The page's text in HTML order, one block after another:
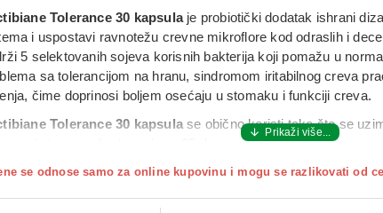
Tolerance 30 kapsulaje probiotički dodatak ishrani
i uspostavi ravnotežu crevne mikroflore kod odraslih i
5 selektovanih sojeva korisnih bakterija koji pomažu u
sa tolerancijom na hranu, sindromom iritabilnog creva
čime doprinosi boljem osećaju u stomaku i funkciji creva.
Tolerance 30 kapsula se obično koristi tako što se
, a period upotrebe se
radu creva pre ili nakon nutritivnih izazova.
se odnose samo za online kupovinu i mogu se razlikovati od